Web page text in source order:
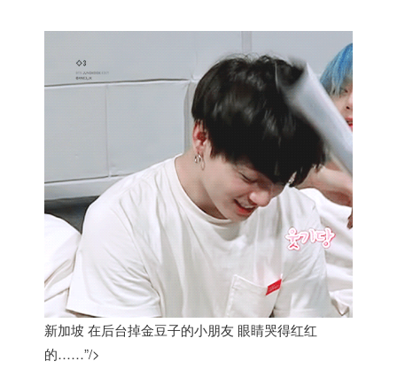
新加坡 在后台掉金豆子的小朋友 眼睛哭得红红
的……”/>